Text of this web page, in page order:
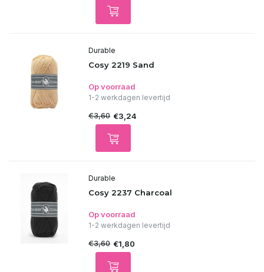
Durable
Cosy 2219 Sand
Op voorraad
1-2 werkdagen levertijd
€3,60 €3,24
Durable
Cosy 2237 Charcoal
Op voorraad
1-2 werkdagen levertijd
€3,60 €1,80